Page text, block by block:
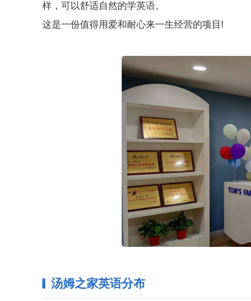
样，可以舒适自然的学英语。
这是一份值得用爱和耐心来一生经营的项目!
汤姆之家英语分布